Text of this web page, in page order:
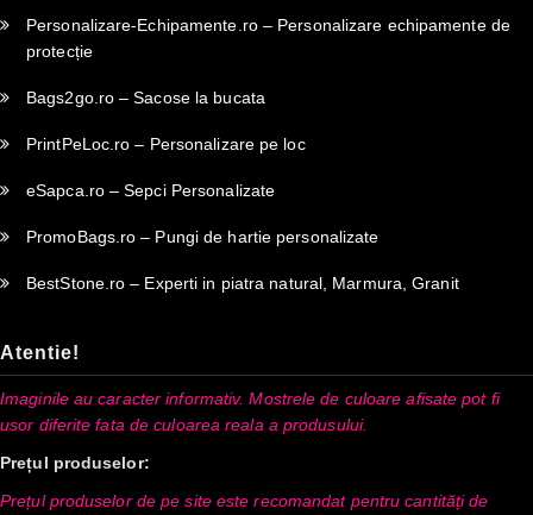
Personalizare-Echipamente.ro – Personalizare echipamente de
protecție
Bags2go.ro – Sacose la bucata
PrintPeLoc.ro – Personalizare pe loc
eSapca.ro – Sepci Personalizate
PromoBags.ro – Pungi de hartie personalizate
BestStone.ro – Experti in piatra natural, Marmura, Granit
Atentie!
Imaginile au caracter informativ. Mostrele de culoare afisate pot fi
usor diferite fata de culoarea reala a produsului.
Prețul produselor:
Prețul produselor de pe site este recomandat pentru cantități de